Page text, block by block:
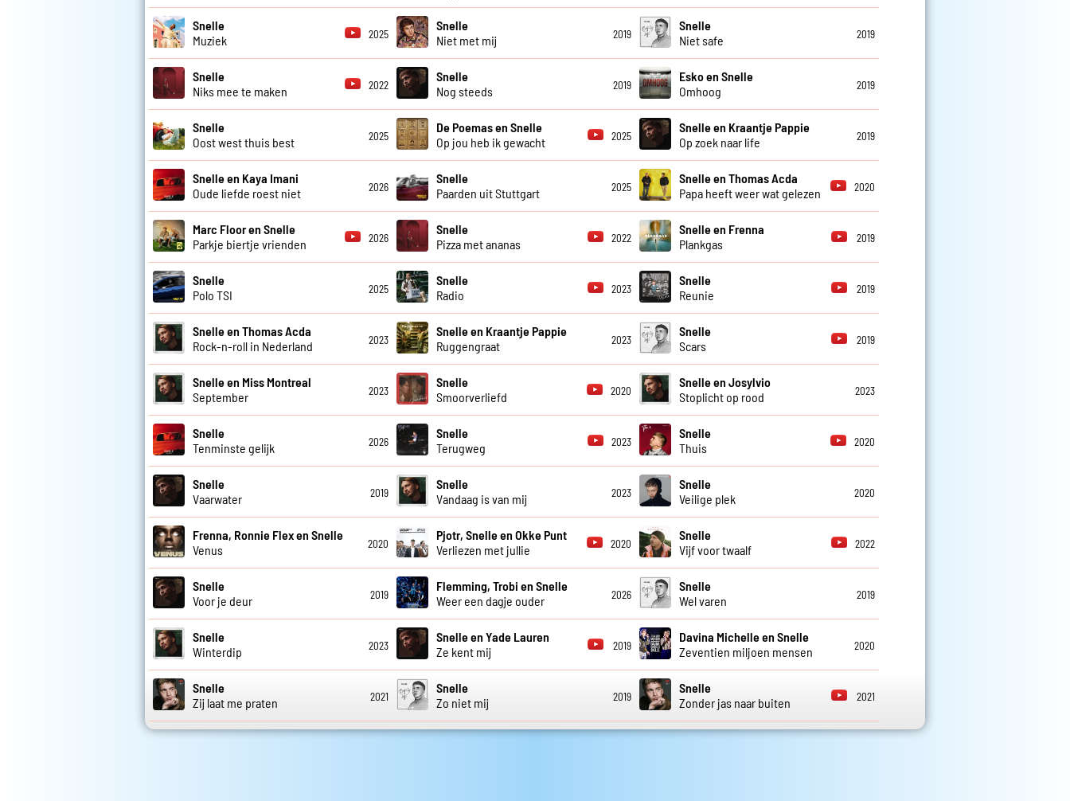
Snelle
Muziek
2025
Snelle
Niet met mij
2019
Snelle
Niet safe
2019
Snelle
Niks mee te maken
2022
Snelle
Nog steeds
2019
Esko en Snelle
Omhoog
2019
Snelle
Oost west thuis best
2025
De Poemas en Snelle
Op jou heb ik gewacht
2025
Snelle en Kraantje Pappie
Op zoek naar life
2019
Snelle en Kaya Imani
Oude liefde roest niet
2026
Snelle
Paarden uit Stuttgart
2025
Snelle en Thomas Acda
Papa heeft weer wat gelezen
2020
Marc Floor en Snelle
Parkje biertje vrienden
2026
Snelle
Pizza met ananas
2022
Snelle en Frenna
Plankgas
2019
Snelle
Polo TSI
2025
Snelle
Radio
2023
Snelle
Reunie
2019
Snelle en Thomas Acda
Rock-n-roll in Nederland
2023
Snelle en Kraantje Pappie
Ruggengraat
2023
Snelle
Scars
2019
Snelle en Miss Montreal
September
2023
Snelle
Smoorverliefd
2020
Snelle en Josylvio
Stoplicht op rood
2023
Snelle
Tenminste gelijk
2026
Snelle
Terugweg
2023
Snelle
Thuis
2020
Snelle
Vaarwater
2019
Snelle
Vandaag is van mij
2023
Snelle
Veilige plek
2020
Frenna, Ronnie Flex en Snelle
Venus
2020
Pjotr, Snelle en Okke Punt
Verliezen met jullie
2020
Snelle
Vijf voor twaalf
2022
Snelle
Voor je deur
2019
Flemming, Trobi en Snelle
Weer een dagje ouder
2026
Snelle
Wel varen
2019
Snelle
Winterdip
2023
Snelle en Yade Lauren
Ze kent mij
2019
Davina Michelle en Snelle
Zeventien miljoen mensen
2020
Snelle
Zij laat me praten
2021
Snelle
Zo niet mij
2019
Snelle
Zonder jas naar buiten
2021